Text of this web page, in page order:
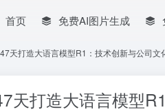
首页 免费AI图片生成
天打造大语言模型R1：技术创新与公司文
天打造大语言模型